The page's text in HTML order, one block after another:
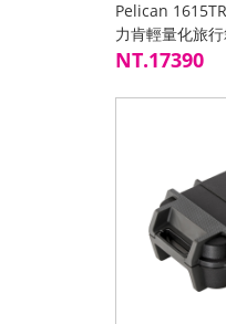
Pelican
力肯輕量化旅
NT.17390